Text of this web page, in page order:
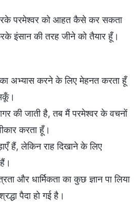
करके परमेश्वर को आहत कैसे कर सकता
इंसान की तरह जीने को तैयार हूँ।
अभ्यास करने के लिए मेहनत करता हूँ
की जाती है, तब मैं परमेश्वर के वचनों
करता हूँ।
हैं, लेकिन राह दिखाने के लिए
और धार्मिकता का कुछ ज्ञान पा लिया
पैदा हो गई है।